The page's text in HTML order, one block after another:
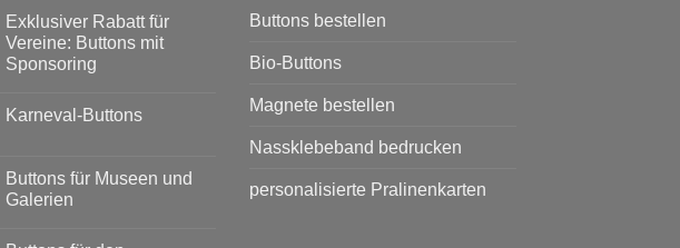
Exklusiver Rabatt für
Vereine: Buttons mit
Sponsoring
zu
Vereine:
Buttons
mit
Karneval-Buttons
Karneval-
Buttons
Buttons für Museen und
Galerien
Buttons bestellen
Bio-Buttons
Magnete bestellen
Nassklebeband bedrucken
personalisierte Pralinenkarten